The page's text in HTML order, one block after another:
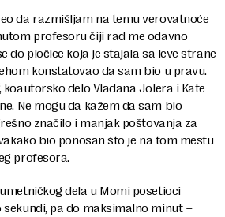
da razmišljam na temu verovatnoće
profesoru čiji rad me odavno
do pločice koja je stajala sa leve strane
konstatovao da sam bio u pravu.
koautorsko delo Vladana Jolera i Kate
Ne mogu da kažem da sam bio
značilo i manjak poštovanja za
bio ponosan što je na tom mestu
profesora.
dela u Momi posetioci
pa do maksimalno minut –